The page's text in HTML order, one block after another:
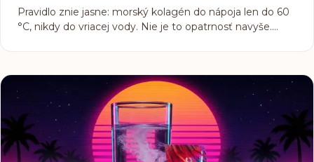
Pravidlo znie jasne: morský kolagén do nápoja len do 60
°C, nikdy do vriacej vody. Nie je to opatrnosť navyše.